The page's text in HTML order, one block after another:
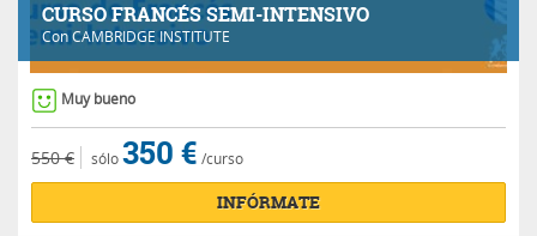
CURSO FRANCÉS SEMI-INTENSIVO
ConCAMBRIDGE INSTITUTE
Muy bueno
550 € sólo350 € /curso
INFÓRMATE